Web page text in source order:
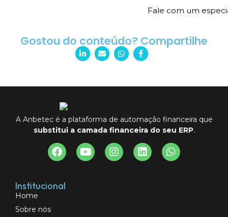
Fale com um
Gostou do conteúdo? Compartilhe
A Anbetec é a plataforma de automação financeira que
substitui a camada financeira do seu ERP.
Institucional
Home
Sobre nós